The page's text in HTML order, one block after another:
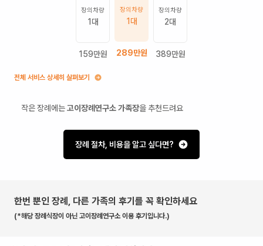
장의차량
1 대
159만원
장의차량
1 대
289만원
장의차량
2대
389만원
전체 서비스 상세히 살펴보기
작은 장례에는고이장례연구소 가족장을 추천드려요
장례 절차, 비용을 알고 싶다면?
한번 뿐인 장례, 다른 가족의 후기를 꼭 확인하세요
(*해당 장례식장이 아닌 고이장례연구소 이용 후기입니다.)